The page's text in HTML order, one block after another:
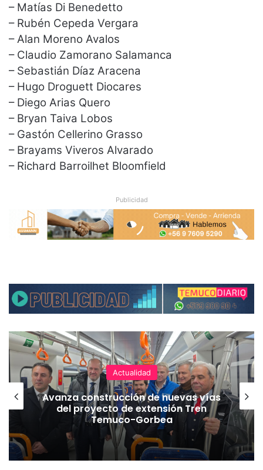
– Matías Di Benedetto
– Rubén Cepeda Vergara
– Alan Moreno Avalos
– Claudio Zamorano Salamanca
– Sebastián Díaz Aracena
– Hugo Droguett Diocares
– Diego Arias Quero
– Bryan Taiva Lobos
– Gastón Cellerino Grasso
– Brayams Viveros Alvarado
– Richard Barroilhet Bloomfield
Publicidad
Actualidad
Avanza construcción de nuevas vías
del proyecto de extensión Tren
Temuco-Gorbea